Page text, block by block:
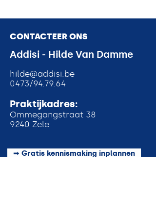
CONTACTEER ONS
Addisi - Hilde Van Damme
hilde@addisi.be
0473/94.79.64
Praktijkadres:
Ommegangstraat 38
9240 Zele
➡ Gratis kennismaking inplannen